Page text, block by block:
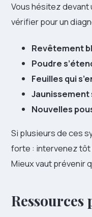
Vous hésitez devant
vérifier pour un
Revêtement
Poudre
Feuilles qui
Jaunissement
Nouvelles
Si plusieurs de ces
forte : intervenez tôt
Mieux vaut prévenir
Ressources